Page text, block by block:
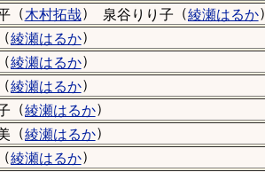
（木村拓哉） 泉谷りり子 （綾瀬はるか）
（綾瀬はるか）
（綾瀬はるか）
（綾瀬はるか）
（綾瀬はるか）
（綾瀬はるか）
（綾瀬はるか）